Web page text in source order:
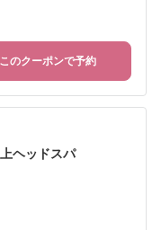
このクーポンで予約
ヘッドスパ